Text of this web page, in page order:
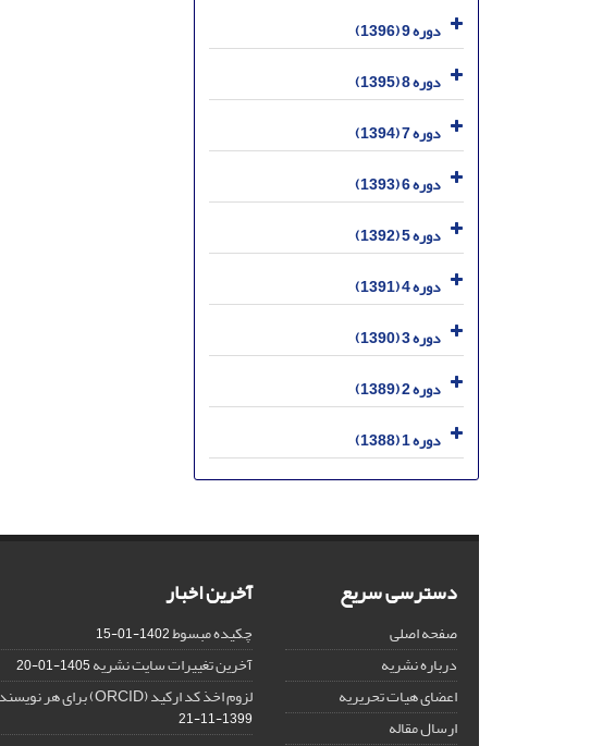
دوره 9 (1396)
دوره 8 (1395)
دوره 7 (1394)
دوره 6 (1393)
دوره 5 (1392)
دوره 4 (1391)
دوره 3 (1390)
دوره 2 (1389)
دوره 1 (1388)
دسترسی سریع
صفحه اصلی
درباره نشریه
اعضای هیات تحریریه
ارسال مقاله
آخرین اخبار
چکیده مبسوط1402-01-15
آخرین تغییرات سایت نشریه1405-01-20
لزوم اخذ کد ارکید (ORCID) برای هر نویسنده
1399-11-21